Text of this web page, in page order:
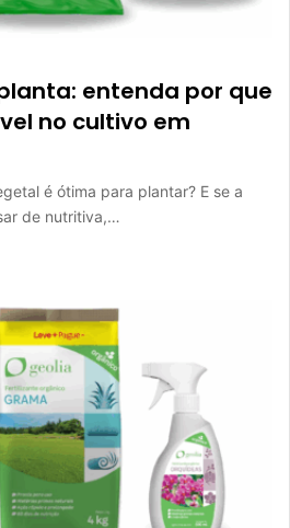
entenda por que
no cultivo em
é ótima para plantar? E se a
de nutritiva,…